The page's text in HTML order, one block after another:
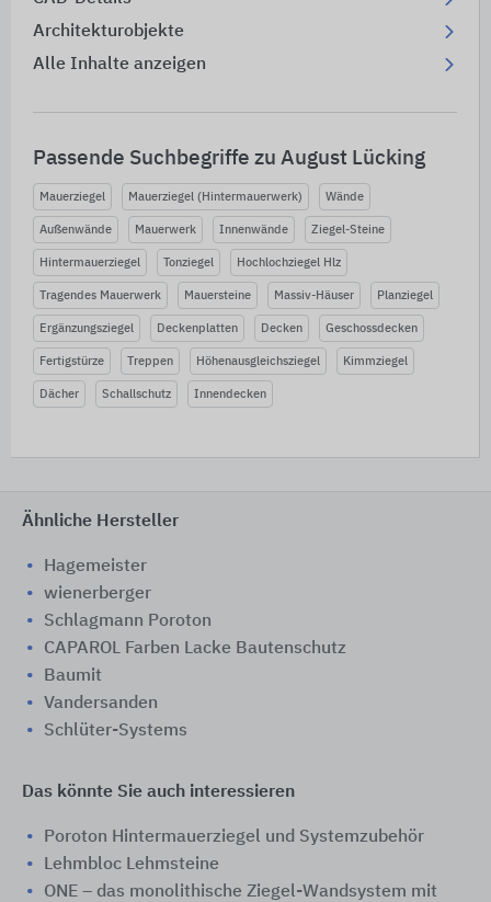
Architekturobjekte
Alle Inhalte anzeigen
Passende Suchbegriffe zu August Lücking
Mauerziegel Mauerziegel (Hintermauerwerk) Wände
Außenwände Mauerwerk Innenwände Ziegel-Steine
Hintermauerziegel Tonziegel Hochlochziegel Hlz
Tragendes Mauerwerk Mauersteine Massiv-Häuser Planziegel
Ergänzungsziegel Deckenplatten Decken Geschossdecken
Fertigstürze Treppen Höhenausgleichsziegel Kimmziegel
Dächer Schallschutz Innendecken
Ähnliche Hersteller
Hagemeister
wienerberger
Schlagmann Poroton
CAPAROL Farben Lacke Bautenschutz
Baumit
Vandersanden
Schlüter-Systems
Das könnte Sie auch interessieren
Poroton Hintermauerziegel und Systemzubehör
Lehmbloc Lehmsteine
ONE – das monolithische Ziegel-Wandsystem mit